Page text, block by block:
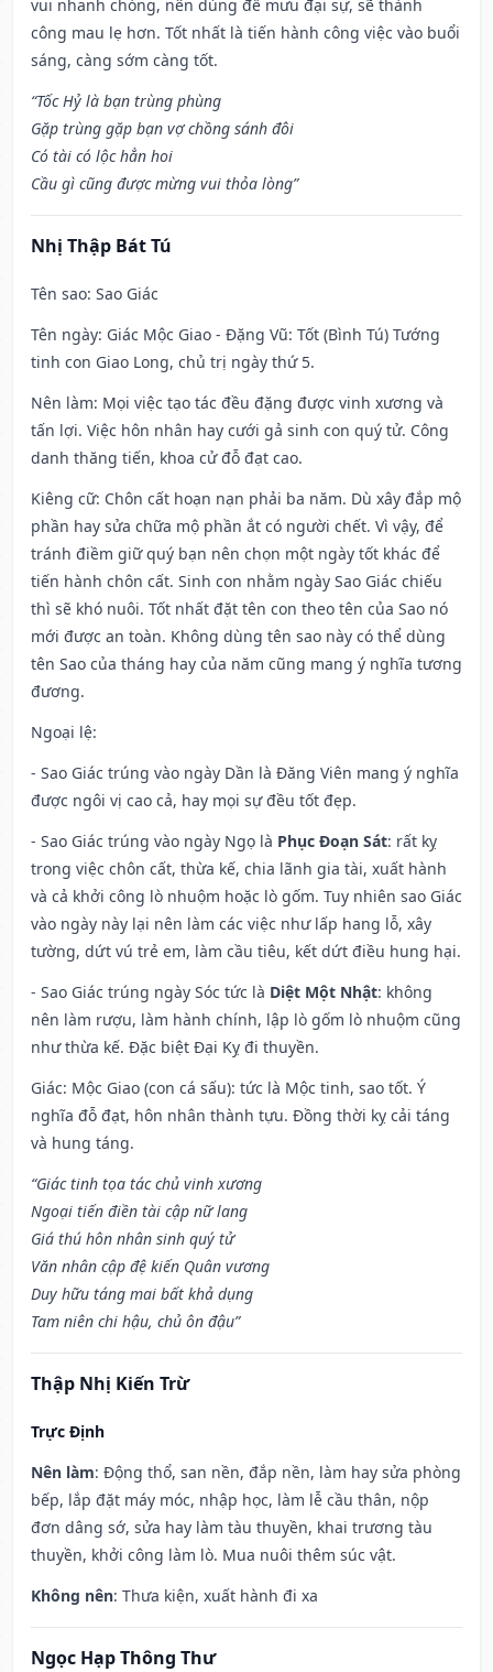
vui nhanh chóng, nên dùng để mưu đại sự, sẽ thành
công mau lẹ hơn. Tốt nhất là tiến hành công việc vào buổi
sáng, càng sớm càng tốt.
“Tốc Hỷ là bạn trùng phùng
Gặp trùng gặp bạn vợ chồng sánh đôi
Có tài có lộc hẳn hoi
Cầu gì cũng được mừng vui thỏa lòng”
Nhị Thập Bát Tú
Tên sao: Sao Giác
Tên ngày: Giác Mộc Giao - Đặng Vũ: Tốt (Bình Tú) Tướng
tinh con Giao Long, chủ trị ngày thứ 5.
Nên làm: Mọi việc tạo tác đều đặng được vinh xương và
tấn lợi. Việc hôn nhân hay cưới gả sinh con quý tử. Công
danh thăng tiến, khoa cử đỗ đạt cao.
Kiêng cữ: Chôn cất hoạn nạn phải ba năm. Dù xây đắp mộ
phần hay sửa chữa mộ phần ắt có người chết. Vì vậy, để
tránh điềm giữ quý bạn nên chọn một ngày tốt khác để
tiến hành chôn cất. Sinh con nhằm ngày Sao Giác chiếu
thì sẽ khó nuôi. Tốt nhất đặt tên con theo tên của Sao nó
mới được an toàn. Không dùng tên sao này có thể dùng
tên Sao của tháng hay của năm cũng mang ý nghĩa tương
đương.
Ngoại lệ:
- Sao Giác trúng vào ngày Dần là Đăng Viên mang ý nghĩa
được ngôi vị cao cả, hay mọi sự đều tốt đẹp.
- Sao Giác trúng vào ngày Ngọ là Phục Đoạn Sát: rất kỵ
trong việc chôn cất, thừa kế, chia lãnh gia tài, xuất hành
và cả khởi công lò nhuộm hoặc lò gốm. Tuy nhiên sao Giác
vào ngày này lại nên làm các việc như lấp hang lỗ, xây
tường, dứt vú trẻ em, làm cầu tiêu, kết dứt điều hung hại.
- Sao Giác trúng ngày Sóc tức là Diệt Một Nhật: không
nên làm rượu, làm hành chính, lập lò gốm lò nhuộm cũng
như thừa kế. Đặc biệt Đại Kỵ đi thuyền.
Giác: Mộc Giao (con cá sấu): tức là Mộc tinh, sao tốt. Ý
nghĩa đỗ đạt, hôn nhân thành tựu. Đồng thời kỵ cải táng
và hung táng.
“Giác tinh tọa tác chủ vinh xương
Ngoại tiến điền tài cập nữ lang
Giá thú hôn nhân sinh quý tử
Văn nhân cập đệ kiến Quân vương
Duy hữu táng mai bất khả dụng
Tam niên chi hậu, chủ ôn đậu”
Thập Nhị Kiến Trừ
Trực Định
Nên làm: Động thổ, san nền, đắp nền, làm hay sửa phòng
bếp, lắp đặt máy móc, nhập học, làm lễ cầu thân, nộp
đơn dâng sớ, sửa hay làm tàu thuyền, khai trương tàu
thuyền, khởi công làm lò. Mua nuôi thêm súc vật.
Không nên: Thưa kiện, xuất hành đi xa
Ngọc Hạp Thông Thư